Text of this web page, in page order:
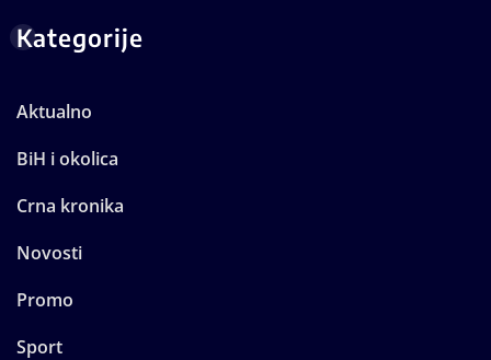
Kategorije
Aktualno
BiH i okolica
Crna kronika
Novosti
Promo
Sport